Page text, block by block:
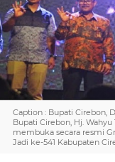
Caption : Bupati Cirebon,
Bupati Cirebon, Hj.
membuka secara resmi
Jadi ke-541 Kabupaten